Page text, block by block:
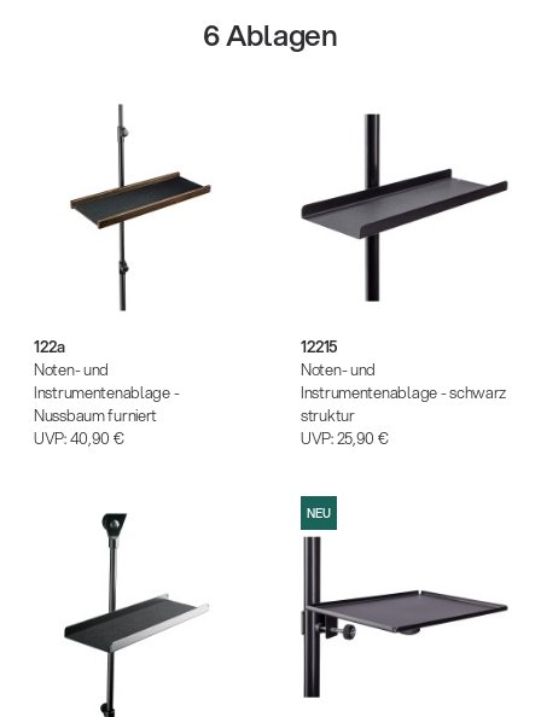
13860-200-25
Gitarrenstuhl
6 Ablagen
122a
Noten- und
Instrumentenablage -
Nussbaum furniert
UVP:40,90 €
12215
Noten- und
Instrumentenablage - schwarz
struktur
UVP:25,90 €
NEU